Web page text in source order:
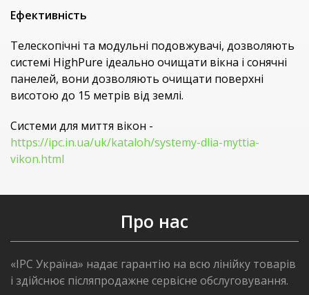
Ефективність
Телескопічні та модульні подовжувачі, дозволяють
системі HighPure ідеально очищати вікна і сонячні
панелей, вони дозволяють очищати поверхні
висотою до 15 метрів від землі.
Системи для миття вікон -
https://ipc.in.ua/uk/kataloh/systemy-dlia-myttia-
vikon.html
Про нас
«IPC Україна» надає гарантію на всю лінійку товарів
і здійснює післяпродажне сервісне обслуговування.